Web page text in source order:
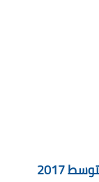
2017